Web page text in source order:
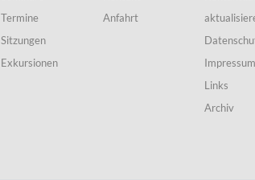
Termine
Sitzungen
Exkursionen
Anfahrt
Impressum
Links
Archiv